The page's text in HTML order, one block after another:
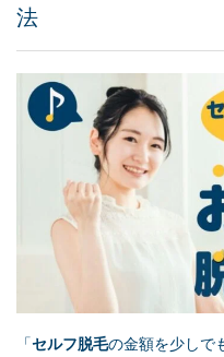
法
「セルフ脱毛の金額を少しで